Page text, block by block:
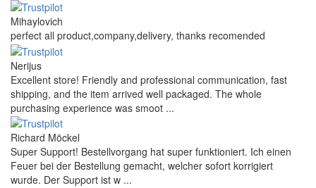
Mihaylovich
perfect all product,company,delivery, thanks recomended
Nerijus
Excellent store! Friendly and professional communication, fast
shipping, and the item arrived well packaged. The whole
purchasing experience was smoot ...
Richard Möckel
Super Support! Bestellvorgang hat super funktioniert. Ich einen
Feuer bei der Bestellung gemacht, welcher sofort korrigiert
wurde. Der Support ist w ...